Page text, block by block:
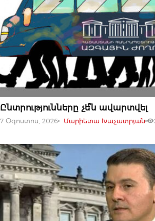
07 ՕԳՈՍՏՈՍԻ, 2026
Ընտրությունները չե՞ն ավարտվել
7 Օգոստոս, 2026 Մարիետա Խաչատրյան